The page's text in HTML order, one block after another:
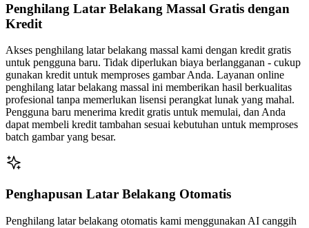
Penghilang Latar Belakang Massal Gratis dengan
Kredit
Akses penghilang latar belakang massal kami dengan kredit gratis
untuk pengguna baru. Tidak diperlukan biaya berlangganan - cukup
gunakan kredit untuk memproses gambar Anda. Layanan online
penghilang latar belakang massal ini memberikan hasil berkualitas
profesional tanpa memerlukan lisensi perangkat lunak yang mahal.
Pengguna baru menerima kredit gratis untuk memulai, dan Anda
dapat membeli kredit tambahan sesuai kebutuhan untuk memproses
batch gambar yang besar.
Penghapusan Latar Belakang Otomatis
Penghilang latar belakang otomatis kami menggunakan AI canggih